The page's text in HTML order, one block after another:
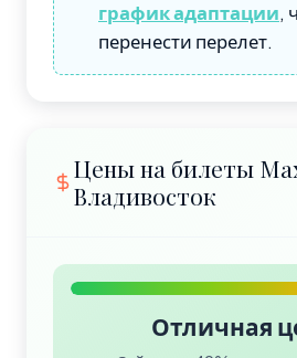
график адаптации,
перенести перелет.
Цены на билеты
Владивосток
Отличная